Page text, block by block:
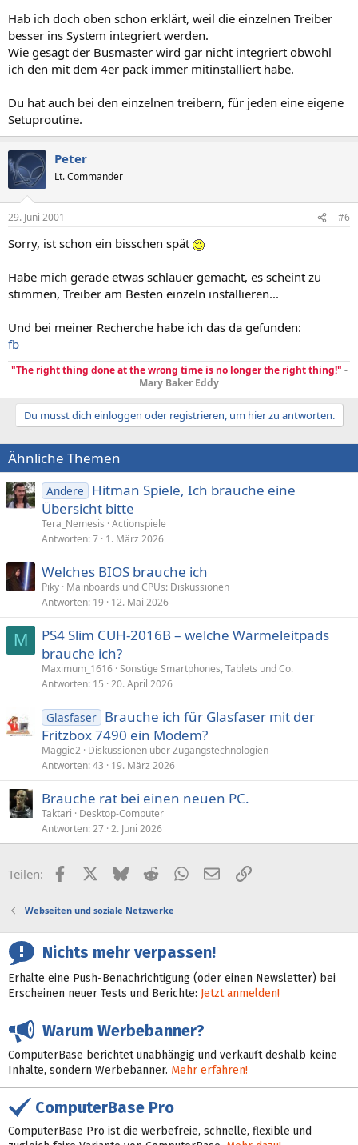
Hab ich doch oben schon erklärt, weil die einzelnen Treiber
besser ins System integriert werden.
Wie gesagt der Busmaster wird gar nicht integriert obwohl
ich den mit dem 4er pack immer mitinstalliert habe.
Du hat auch bei den einzelnen treibern, für jeden eine eigene
Setuproutine.
Peter
Lt. Commander
29. Juni 2001 #6
Sorry, ist schon ein bisschen spät
Habe mich gerade etwas schlauer gemacht, es scheint zu
stimmen, Treiber am Besten einzeln installieren...
Und bei meiner Recherche habe ich das da gefunden:
fb
"The right thing done at the wrong time is no longer the right thing!" -
Mary Baker Eddy
Du musst dich einloggen oder registrieren, um hier zu antworten.
Ähnliche Themen
Andere
Hitman Spiele, Ich brauche eine
Übersicht bitte
Tera_Nemesis Actionspiele
Antworten 7 1. März 2026
Welches BIOS brauche ich
Piky Mainboards und CPUs: Diskussionen
Antworten 19 12. Mai 2026
M
PS4 Slim CUH-2016B – welche Wärmeleitpads
brauche ich?
Maximum_1616 Sonstige Smartphones, Tablets und Co.
Antworten 15 20. April 2026
Glasfaser Brauche ich für Glasfaser mit der
Fritzbox 7490 ein Modem?
Maggie2 Diskussionen über Zugangstechnologien
Antworten 43 19. März 2026
Brauche rat bei einen neuen PC.
Taktari
Desktop-Computer
Antworten 27 2. Juni 2026
Teilen: FacebookX (Twitter)
BlueskyRedditWhatsApp
E-MailLink
Webseiten und soziale Netzwerke
Nichts mehr verpassen!
Erhalte eine Push-Benachrichtigung (oder einen Newsletter) bei
Erscheinen neuer Tests und Berichte: Jetzt anmelden!
Warum Werbebanner?
ComputerBase berichtet unabhängig und verkauft deshalb keine
Inhalte, sondern Werbebanner. Mehr erfahren!
ComputerBase Pro
ComputerBase Pro ist die werbefreie, schnelle, flexible und